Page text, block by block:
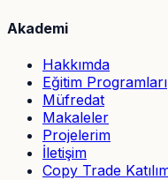
Akademi
Hakkımda
Eğitim Programları
Müfredat
Makaleler
Projelerim
İletişim
Copy Trade